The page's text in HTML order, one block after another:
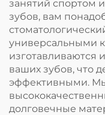
зубами
занятий спортом
зубов, вам
универсальными
изготавливаются
ваших зубов, что
эффективными.
долговечные